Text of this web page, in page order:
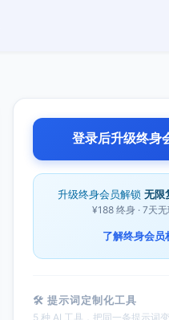
登录后升级终身
升级终身会员解锁 无限
¥188 终身 · 7天
了解终身会员
🛠 提示词定制化工具
5 种 AI 工具，把同一条提示词